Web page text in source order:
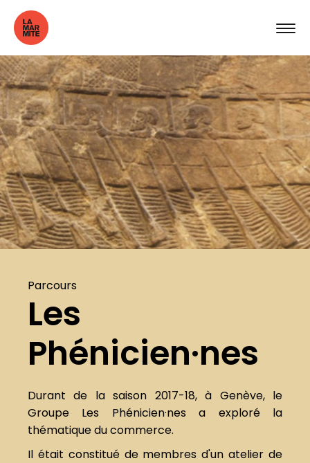
Parcours
Les
Phénicien·nes
Durant de la saison 2017-18, à Genève, le
Groupe Les Phénicien·nes a exploré la
thématique du commerce.
Il était constitué de membres d'un atelier de